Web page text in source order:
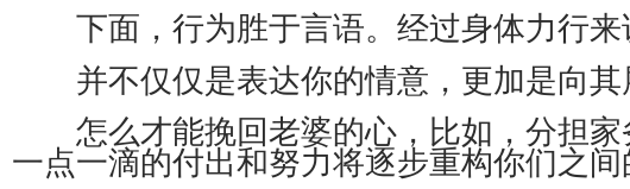
下面，行为胜于言语。经过身体力行来
并不仅仅是表达你的情意，更加是向其
怎么才能挽回老婆的心，比如，分担家
一点一滴的付出和努力将逐步重构你们之